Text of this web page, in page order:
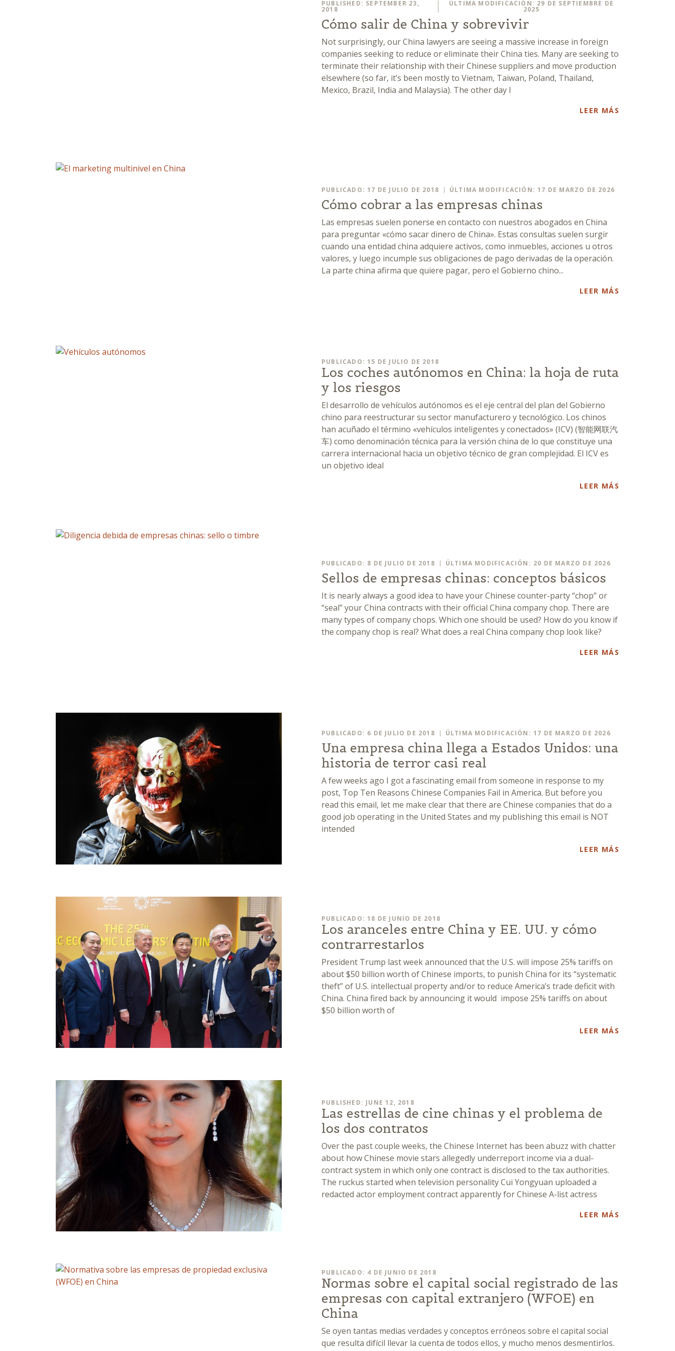
PUBLISHED: SEPTEMBER 23,
2018
ÚLTIMA MODIFICACIÓN: 29 DE SEPTIEMBRE DE
2025
Cómo salir de China y sobrevivir
Not surprisingly, our China lawyers are seeing a massive increase in foreign
companies seeking to reduce or eliminate their China ties. Many are seeking to
terminate their relationship with their Chinese suppliers and move production
elsewhere (so far, it’s been mostly to Vietnam, Taiwan, Poland, Thailand,
Mexico, Brazil, India and Malaysia). The other day I
LEER MÁS
PUBLICADO: 17 DE JULIO DE 2018 ÚLTIMA MODIFICACIÓN: 17 DE MARZO DE 2026
Cómo cobrar a las empresas chinas
Las empresas suelen ponerse en contacto con nuestros abogados en China
para preguntar «cómo sacar dinero de China». Estas consultas suelen surgir
cuando una entidad china adquiere activos, como inmuebles, acciones u otros
valores, y luego incumple sus obligaciones de pago derivadas de la operación.
La parte china afirma que quiere pagar, pero el Gobierno chino...
LEER MÁS
PUBLICADO: 15 DE JULIO DE 2018
Los coches autónomos en China: la hoja de ruta
y los riesgos
El desarrollo de vehículos autónomos es el eje central del plan del Gobierno
chino para reestructurar su sector manufacturero y tecnológico. Los chinos
han acuñado el término «vehículos inteligentes y conectados» (ICV) (智能网联汽
车) como denominación técnica para la versión china de lo que constituye una
carrera internacional hacia un objetivo técnico de gran complejidad. El ICV es
un objetivo ideal
LEER MÁS
PUBLICADO: 8 DE JULIO DE 2018 ÚLTIMA MODIFICACIÓN: 20 DE MARZO DE 2026
Sellos de empresas chinas: conceptos básicos
It is nearly always a good idea to have your Chinese counter-party “chop” or
“seal” your China contracts with their official China company chop. There are
many types of company chops. Which one should be used? How do you know if
the company chop is real? What does a real China company chop look like?
LEER MÁS
PUBLICADO: 6 DE JULIO DE 2018 ÚLTIMA MODIFICACIÓN: 17 DE MARZO DE 2026
Una empresa china llega a Estados Unidos: una
historia de terror casi real
A few weeks ago I got a fascinating email from someone in response to my
post, Top Ten Reasons Chinese Companies Fail in America. But before you
read this email, let me make clear that there are Chinese companies that do a
good job operating in the United States and my publishing this email is NOT
intended
LEER MÁS
PUBLICADO: 18 DE JUNIO DE 2018
Los aranceles entre China y EE. UU. y cómo
contrarrestarlos
President Trump last week announced that the U.S. will impose 25% tariffs on
about $50 billion worth of Chinese imports, to punish China for its “systematic
theft” of U.S. intellectual property and/or to reduce America’s trade deficit with
China. China fired back by announcing it would impose 25% tariffs on about
$50 billion worth of
LEER MÁS
PUBLISHED: JUNE 12, 2018
Las estrellas de cine chinas y el problema de
los dos contratos
Over the past couple weeks, the Chinese Internet has been abuzz with chatter
about how Chinese movie stars allegedly underreport income via a dual-
contract system in which only one contract is disclosed to the tax authorities.
The ruckus started when television personality Cui Yongyuan uploaded a
redacted actor employment contract apparently for Chinese A-list actress
LEER MÁS
PUBLICADO: 4 DE JUNIO DE 2018
Normas sobre el capital social registrado de las
empresas con capital extranjero (WFOE) en
China
Se oyen tantas medias verdades y conceptos erróneos sobre el capital social
que resulta difícil llevar la cuenta de todos ellos, y mucho menos desmentirlos.